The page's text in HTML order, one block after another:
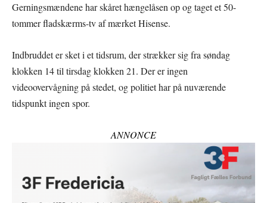
Gerningsmændene har skåret hængelåsen op og taget et 50-
tommer fladskærms-tv af mærket Hisense.
Indbruddet er sket i et tidsrum, der strækker sig fra søndag
klokken 14 til tirsdag klokken 21. Der er ingen
videoovervågning på stedet, og politiet har på nuværende
tidspunkt ingen spor.
ANNONCE